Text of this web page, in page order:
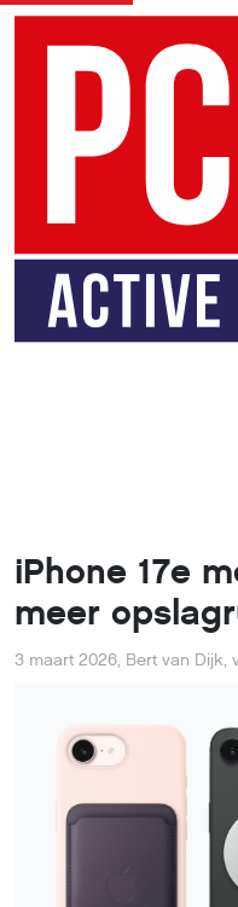
iPhone 17e
meer
3 maart 2026, Bert van Dijk,